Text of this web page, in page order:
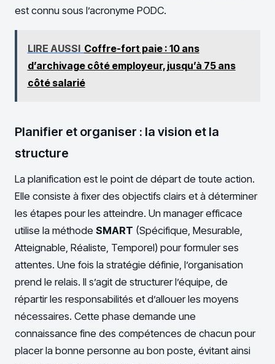
est connu sous l’acronyme PODC.
LIRE AUSSI Coffre-fort paie : 10 ans
d’archivage côté employeur, jusqu’à 75 ans
côté salarié
Planifier et organiser : la vision et la
structure
La planification est le point de départ de toute action.
Elle consiste à fixer des objectifs clairs et à déterminer
les étapes pour les atteindre. Un manager efficace
utilise la méthode SMART (Spécifique, Mesurable,
Atteignable, Réaliste, Temporel) pour formuler ses
attentes. Une fois la stratégie définie, l’organisation
prend le relais. Il s’agit de structurer l’équipe, de
répartir les responsabilités et d’allouer les moyens
nécessaires. Cette phase demande une
connaissance fine des compétences de chacun pour
placer la bonne personne au bon poste, évitant ainsi